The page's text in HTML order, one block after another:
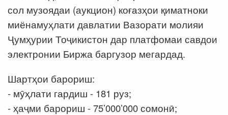
сол музоядаи (аукцион) коғазҳои қиматноки
миёнамуҳлати давлатии Вазорати молияи
Ҷумҳурии Тоҷикистон дар платфомаи савдои
электронии Биржа баргузор мегардад.
Шартҳои барориш:
- мӯҳлати гардиш - 181 руз;
- ҳаҷми барориш - 75’000’000 сомонӣ;